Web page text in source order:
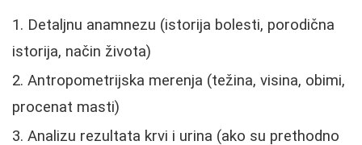
Detaljnu anamnezu (istorija bolesti, porodična
istorija, način života)
Antropometrijska merenja (težina, visina, obimi,
procenat masti)
Analizu rezultata krvi i urina (ako su prethodno